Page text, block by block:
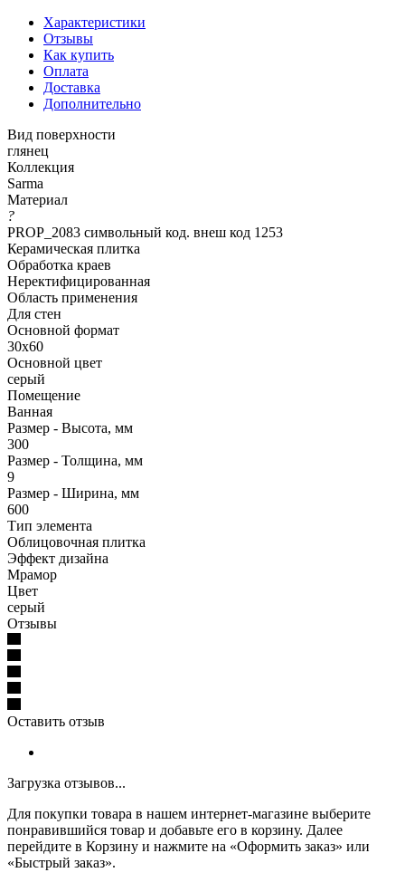
Характеристики
Отзывы
Как купить
Оплата
Доставка
Дополнительно
Вид поверхности
глянец
Коллекция
Sarma
Материал
?
PROP_2083 символьный код. внеш код 1253
Керамическая плитка
Обработка краев
Неректифицированная
Область применения
Для стен
Основной формат
30х60
Основной цвет
серый
Помещение
Ванная
Размер - Высота, мм
300
Размер - Толщина, мм
9
Размер - Ширина, мм
600
Тип элемента
Облицовочная плитка
Эффект дизайна
Мрамор
Цвет
серый
Отзывы
Оставить отзыв
Загрузка отзывов...
Для покупки товара в нашем интернет-магазине выберите
понравившийся товар и добавьте его в корзину. Далее
перейдите в Корзину и нажмите на «Оформить заказ» или
«Быстрый заказ».